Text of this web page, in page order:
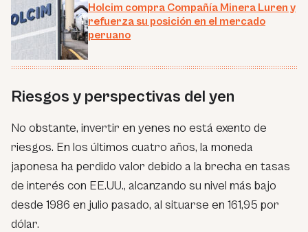
Holcim compra Compañía Minera Luren y
refuerza su posición en el mercado
peruano
Riesgos y perspectivas del yen
No obstante, invertir en yenes no está exento de
riesgos. En los últimos cuatro años, la moneda
japonesa ha perdido valor debido a la brecha en tasas
de interés con EE.UU., alcanzando su nivel más bajo
desde 1986 en julio pasado, al situarse en 161,95 por
dólar.